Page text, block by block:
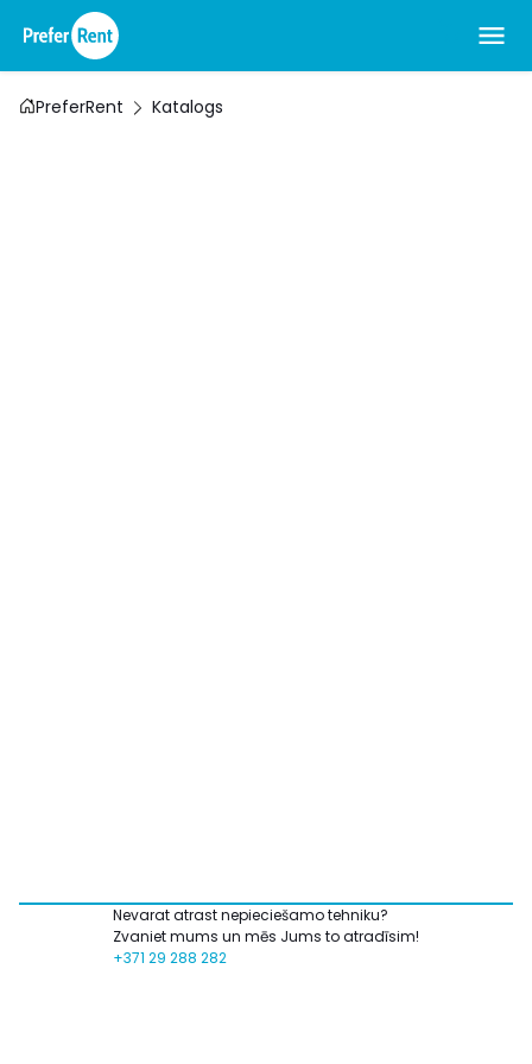
PreferRent Katalogs
Nevarat atrast nepieciešamo tehniku?
Zvaniet mums un mēs Jums to atradīsim!
+371 29 288 282